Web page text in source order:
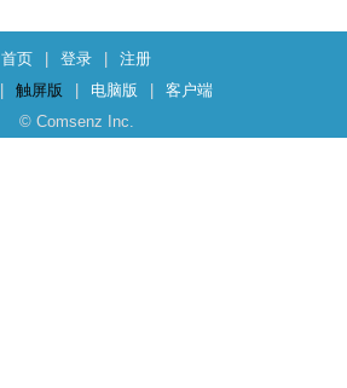
首页 登录
注册
触屏版 电脑版
客户端
© Comsenz Inc.